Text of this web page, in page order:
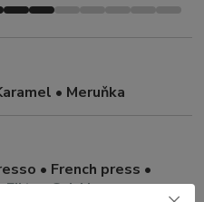
• Meruňka
• French press •
Filtr • Cold brew